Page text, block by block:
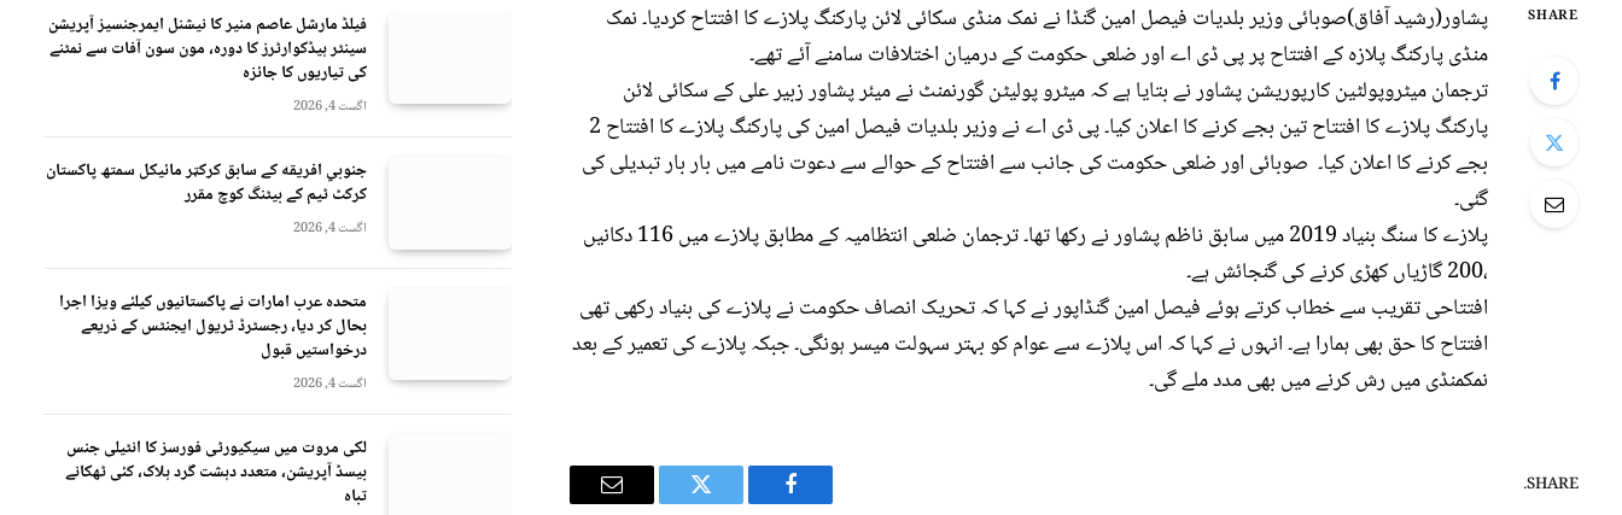
SHARE
پشاور(رشید آفاق)صوبائی وزیر بلدیات فیصل امین گنڈا نے نمک منڈی سکائی لائن پارکنگ پلازے کا افتتاح کردیا۔ نمک
منڈی پارکنگ پلازہ کے افتتاح پر پی ڈی اے اور ضلعی حکومت کے درمیان اختلافات سامنے آئے تھے۔
ترجمان میٹروپولٹین کارپوریشن پشاور نے بتایا ہے کہ میٹرو پولیٹن گورنمنٹ نے میئر پشاور زبیر علی کے سکائی لائن
پارکنگ پلازے کا افتتاح تین بجے کرنے کا اعلان کیا۔ پی ڈی اے نے وزیر بلدیات فیصل امین کی پارکنگ پلازے کا افتتاح 2
بجے کرنے کا اعلان کیا۔ صوبائی اور ضلعی حکومت کی جانب سے افتتاح کے حوالے سے دعوت نامے میں بار بار تبدیلی کی
گئی۔
پلازے کا سنگ بنیاد 2019 میں سابق ناظم پشاور نے رکھا تھا۔ ترجمان ضلعی انتظامیہ کے مطابق پلازے میں 116 دکانیں
،200 گاڑیاں کھڑی کرنے کی گنجائش ہے۔
افتتاحی تقریب سے خطاب کرتے ہوئے فیصل امین گنڈاپور نے کہا کہ تحریک انصاف حکومت نے پلازے کی بنیاد رکھی تھی
افتتاح کا حق بھی ہمارا ہے۔ انہوں نے کہا کہ اس پلازے سے عوام کو بہتر سہولت میسر ہونگی۔ جبکہ پلازے کی تعمیر کے بعد
نمکمنڈی میں رش کرنے میں بھی مدد ملے گی۔
SHARE.
Facebook
Twitter
Email
فیلڈ مارشل عاصم منیر کا نیشنل ایمرجنسیز آپریشن
سینٹر ہیڈکوارٹرز کا دورہ، مون سون آفات سے نمٹنے
کی تیاریوں کا جائزہ
اگست 4, 2026
جنوبي افريقه کے سابق کرکټر مائیکل سمتھ پاکستان
کرکٹ ٹیم کے بیٹنگ کوچ مقرر
اگست 4, 2026
متحدہ عرب امارات نے پاکستانیوں کیلئے ویزا اجرا
بحال کر دیا، رجسٹرڈ ٹریول ایجنٹس کے ذریعے
درخواستیں قبول
اگست 4, 2026
لکی مروت میں سیکیورٹی فورسز کا انٹیلی جنس
بیسڈ آپریشن، متعدد دہشت گرد ہلاک، کئی ٹھکانے
تباہ